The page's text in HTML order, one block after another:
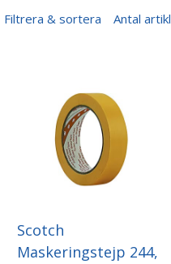
Filtrera & sortera Antal
Scotch
Maskeringstejp 244,